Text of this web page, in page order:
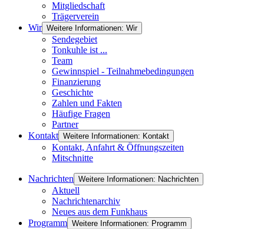
Mitgliedschaft
Trägerverein
Wir Weitere Informationen: Wir
Sendegebiet
Tonkuhle ist ...
Team
Gewinnspiel - Teilnahmebedingungen
Finanzierung
Geschichte
Zahlen und Fakten
Häufige Fragen
Partner
Kontakt Weitere Informationen: Kontakt
Kontakt, Anfahrt & Öffnungszeiten
Mitschnitte
Nachrichten Weitere Informationen: Nachrichten
Aktuell
Nachrichtenarchiv
Neues aus dem Funkhaus
Programm Weitere Informationen: Programm